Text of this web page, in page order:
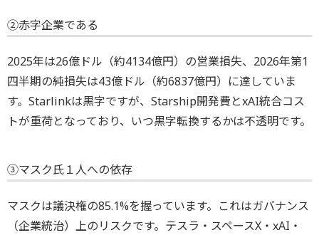
②赤字企業である
2025年は26億ドル（約4134億円）の営業損失、2026年第1
四半期の純損失は43億ドル（約6837億円）に達していま
す。Starlinkは黒字ですが、Starship開発費とxAI統合コス
トが重荷となっており、いつ黒字転換するかは不透明です。
③マスク氏１人への依存
マスクは議決権の85.1%を握っています。これはガバナンス
（企業統治）上のリスクです。テスラ・スペースX・xAI・